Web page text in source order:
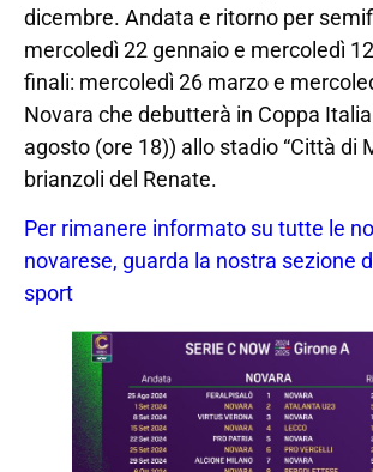
dicembre. Andata e ritorno per
mercoledì 22 gennaio e mercoledì
finali: mercoledì 26 marzo e
Novara che debutterà in Coppa
agosto (ore 18)) allo stadio “Città di
brianzoli del Renate.
Per rimanere informato su tutte le
novarese, guarda la nostra sezione
sport